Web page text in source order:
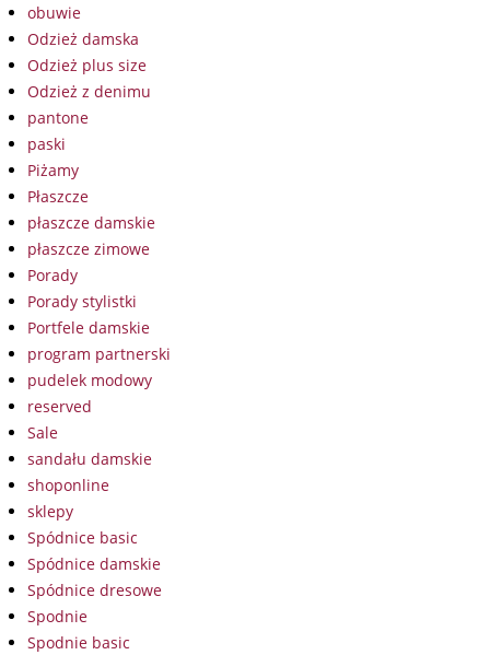
obuwie
Odzież damska
Odzież plus size
Odzież z denimu
pantone
paski
Piżamy
Płaszcze
płaszcze damskie
płaszcze zimowe
Porady
Porady stylistki
Portfele damskie
program partnerski
pudelek modowy
reserved
Sale
sandału damskie
shoponline
sklepy
Spódnice basic
Spódnice damskie
Spódnice dresowe
Spodnie
Spodnie basic